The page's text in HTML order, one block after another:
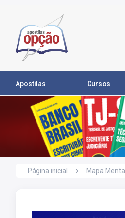
Apostilas Cursos
Página inicial Mapa Mental